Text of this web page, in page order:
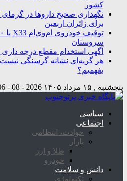
کشور
نگهداری صحیح داروها در
برای زائران اربعین
سروستان
آگهی استخدام مقطع درجه
هر گریه‌ای نشانه گرسنگی نیست؛
بفهمیم؟
پنجشنبه , ۱۵ مرداد ۱۴۰۵ 2026 - 08 - 06
سیاسی
اجتماعی
حوادث، انتظامی
بازار
طلا و ارز
خودرو
دانش و سلامت
تکنولوژی